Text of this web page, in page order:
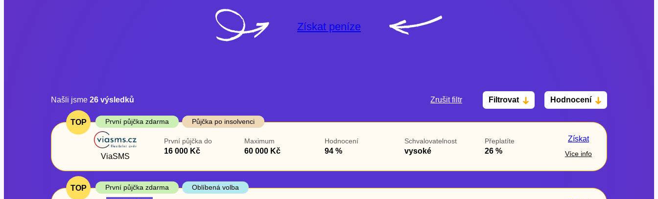
Získat peníze
Zrušit filtr Filtrovat Hodnocení
Cena
Od
První půjčka zdarma
ano
Našli jsme 26 výsledků
TOP První půjčka zdarma Půjčka po insolvenci
ViaSMS
První půjčka do
16 000 Kč
Maximum
60 000 Kč
Hodnocení
94 %
Schvalovatelnost
vysoké
Přeplatíte
26 %
Získat
Více info
TOP První půjčka zdarma Oblíbená volba